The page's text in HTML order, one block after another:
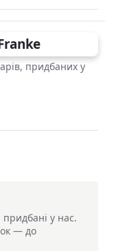
придбаних у
у нас.
— до